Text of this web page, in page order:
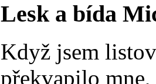
Lesk a bída
Když jsem
překvapilo mne,